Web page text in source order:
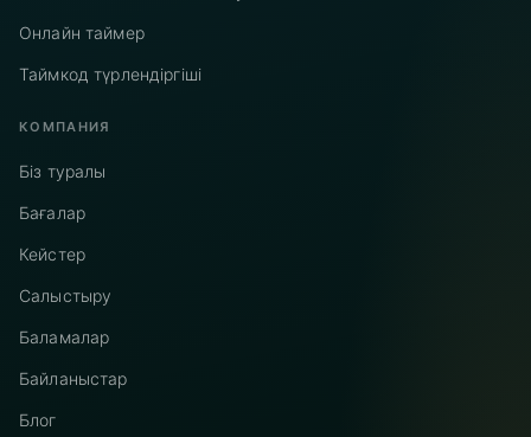
Онлайн таймер
Таймкод түрлендіргіші
КОМПАНИЯ
Біз туралы
Бағалар
Кейстер
Салыстыру
Баламалар
Байланыстар
Блог